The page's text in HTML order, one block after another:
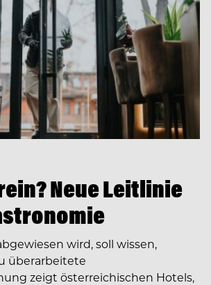
Neue Leitlinie
wird, soll wissen,
überarbeitete
zeigt österreichischen Hotels,